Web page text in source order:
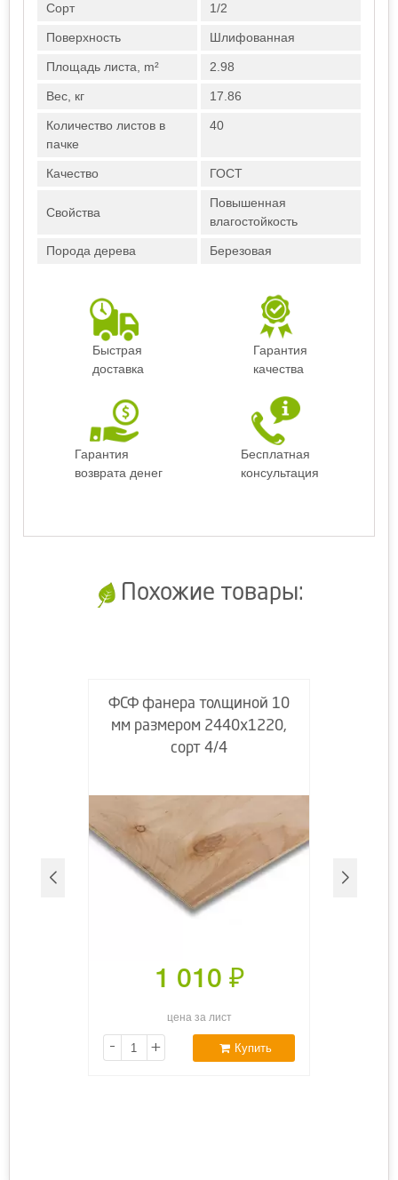
Сорт 1/2
Поверхность Шлифованная
Площадь листа, m² 2.98
Вес, кг 17.86
Количество листов в
пачке
40
Качество ГОСТ
Свойства
Повышенная
влагостойкость
Порода дерева Березовая
Быстрая
доставка
Гарантия
качества
Гарантия
возврата денег
Бесплатная
консультация
Похожие товары:
ФСФ фанера толщиной 10
мм размером 2440х1220,
сорт 4/4
1 010 ₽
цена за лист
- + Купить